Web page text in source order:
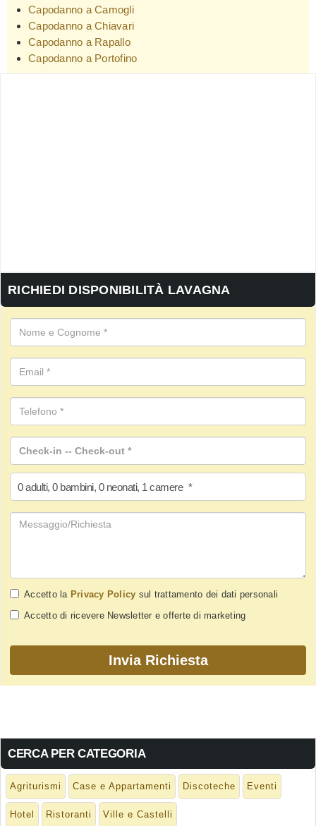
Capodanno a Camogli
Capodanno a Chiavari
Capodanno a Rapallo
Capodanno a Portofino
RICHIEDI DISPONIBILITÀ LAVAGNA
0 adulti, 0 bambini, 0 neonati, 1 camere *
Accetto la Privacy Policy sul trattamento dei dati personali
Accetto di ricevere Newsletter e offerte di marketing
CERCA PER CATEGORIA
Agriturismi Case e Appartamenti Discoteche Eventi
Hotel Ristoranti Ville e Castelli